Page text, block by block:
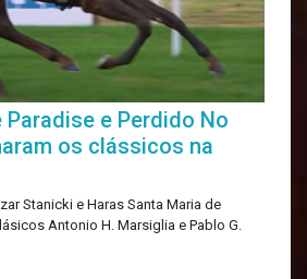
Paradise e Perdido No
os clássicos na
Stanicki e Haras Santa Maria de
Antonio H. Marsiglia e Pablo G.